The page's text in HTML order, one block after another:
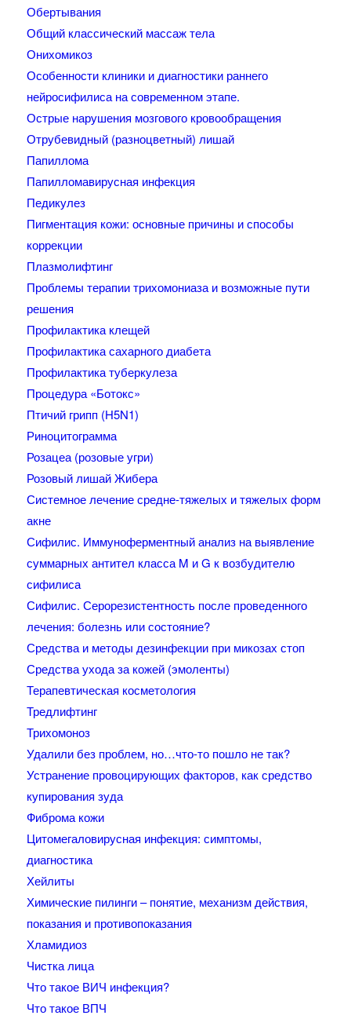
Обертывания
Общий классический массаж тела
Онихомикоз
Особенности клиники и диагностики раннего
нейросифилиса на современном этапе.
Острые нарушения мозгового кровообращения
Отрубевидный (разноцветный) лишай
Папиллома
Папилломавирусная инфекция
Педикулез
Пигментация кожи: основные причины и способы
коррекции
Плазмолифтинг
Проблемы терапии трихомониаза и возможные пути
решения
Профилактика клещей
Профилактика сахарного диабета
Профилактика туберкулеза
Процедура «Ботокс»
Птичий грипп (H5N1)
Риноцитограмма
Розацеа (розовые угри)
Розовый лишай Жибера
Системное лечение средне-тяжелых и тяжелых форм
акне
Сифилис. Иммуноферментный анализ на выявление
суммарных антител класса M и G к возбудителю
сифилиса
Сифилис. Серорезистентность после проведенного
лечения: болезнь или состояние?
Средства и методы дезинфекции при микозах стоп
Средства ухода за кожей (эмоленты)
Терапевтическая косметология
Тредлифтинг
Трихомоноз
Удалили без проблем, но…что-то пошло не так?
Устранение провоцирующих факторов, как средство
купирования зуда
Фиброма кожи
Цитомегаловирусная инфекция: симптомы,
диагностика
Хейлиты
Химические пилинги – понятие, механизм действия,
показания и противопоказания
Хламидиоз
Чистка лица
Что такое ВИЧ инфекция?
Что такое ВПЧ